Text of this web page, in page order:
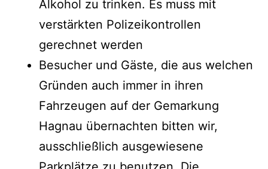
Alkohol zu trinken. Es muss mit
verstärkten Polizeikontrollen
gerechnet werden
Besucher und Gäste, die aus welchen
Gründen auch immer in ihren
Fahrzeugen auf der Gemarkung
Hagnau übernachten bitten wir,
ausschließlich ausgewiesene